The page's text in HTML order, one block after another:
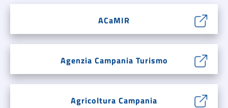
ACaMIR
Agenzia Campania Turismo
Agricoltura Campania